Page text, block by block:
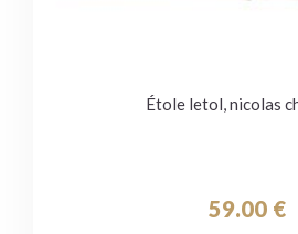
Étole letol, nicolas
59.00 €